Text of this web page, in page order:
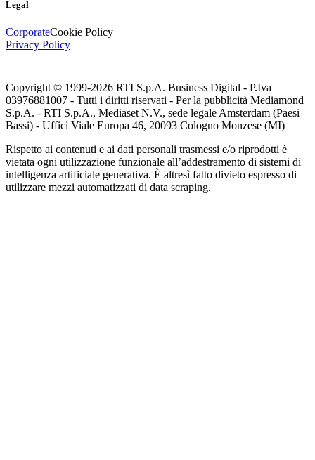
Legal
CorporateCookie Policy
Privacy Policy
Copyright © 1999-2026 RTI S.p.A. Business Digital - P.Iva
03976881007 - Tutti i diritti riservati - Per la pubblicità Mediamond
S.p.A. - RTI S.p.A., Mediaset N.V., sede legale Amsterdam (Paesi
Bassi) - Uffici Viale Europa 46, 20093 Cologno Monzese (MI)
Rispetto ai contenuti e ai dati personali trasmessi e/o riprodotti è
vietata ogni utilizzazione funzionale all’addestramento di sistemi di
intelligenza artificiale generativa. È altresì fatto divieto espresso di
utilizzare mezzi automatizzati di data scraping.